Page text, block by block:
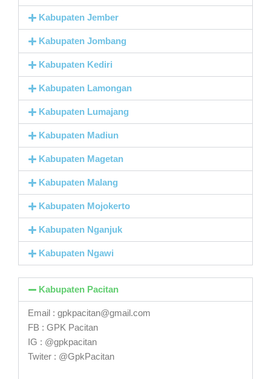
Kabupaten Jember
Kabupaten Jombang
Kabupaten Kediri
Kabupaten Lamongan
Kabupaten Lumajang
Kabupaten Madiun
Kabupaten Magetan
Kabupaten Malang
Kabupaten Mojokerto
Kabupaten Nganjuk
Kabupaten Ngawi
Kabupaten Pacitan
Email : gpkpacitan@gmail.com
FB : GPK Pacitan
IG : @gpkpacitan
Twiter : @GpkPacitan